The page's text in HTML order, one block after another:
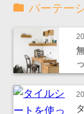
パーテー